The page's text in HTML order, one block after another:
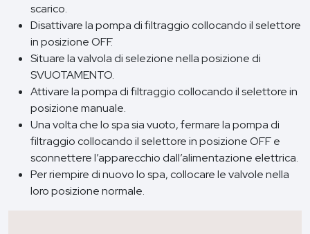
scarico.
Disattivare la pompa di filtraggio collocando il selettore
in posizione OFF.
Situare la valvola di selezione nella posizione di
SVUOTAMENTO.
Attivare la pompa di filtraggio collocando il selettore in
posizione manuale.
Una volta che lo spa sia vuoto, fermare la pompa di
filtraggio collocando il selettore in posizione OFF e
sconnettere l’apparecchio dall’alimentazione elettrica.
Per riempire di nuovo lo spa, collocare le valvole nella
loro posizione normale.